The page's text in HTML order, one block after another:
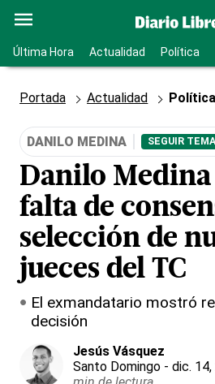
Última Hora Actualidad Política
Portada Actualidad Política
DANILO MEDINA SEGUIR
Danilo
falta de
selección de
jueces del TC
El exmandatario mostró
decisión
Jesús Vásquez
Santo Domingo - dic.